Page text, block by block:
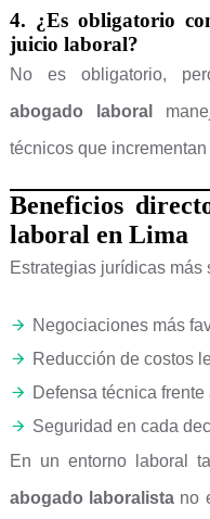
4. ¿Es obligatorio
juicio laboral?
No es obligatorio,
abogado laboral
técnicos que
Beneficios
laboral en Lima
Estrategias jurídicas más
Negociaciones más
Reducción de costos
Defensa técnica
Seguridad en cada
En un entorno laboral
abogado laboralista no